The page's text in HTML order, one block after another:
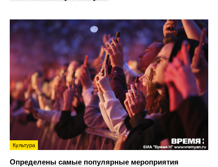
Культура
Определены самые популярные мероприятия